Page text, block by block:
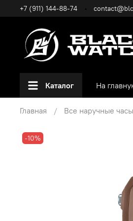
+7 (911) 144-88-74
Каталог На
Главная Все наручные часы
-10%